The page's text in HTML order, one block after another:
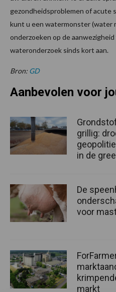
gezondheidsproblemen of acute
kunt u een watermonster (water
onderzoeken op de
wateronderzoek sinds kort aan.
Bron: GD
Aanbevolen voor
grillig:
in de
De
voor
markt